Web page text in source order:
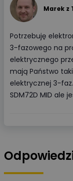
Marek z
Potrzebuję
3-fazowego na
elektrycznego
mają Państwo
elektrycznej 3-
SDM72D MID ale